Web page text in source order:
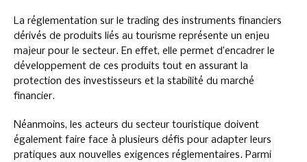
La réglementation sur le trading des instruments financiers
dérivés de produits liés au tourisme représente un enjeu
majeur pour le secteur. En effet, elle permet d’encadrer le
développement de ces produits tout en assurant la
protection des investisseurs et la stabilité du marché
financier.
Néanmoins, les acteurs du secteur touristique doivent
également faire face à plusieurs défis pour adapter leurs
pratiques aux nouvelles exigences réglementaires. Parmi